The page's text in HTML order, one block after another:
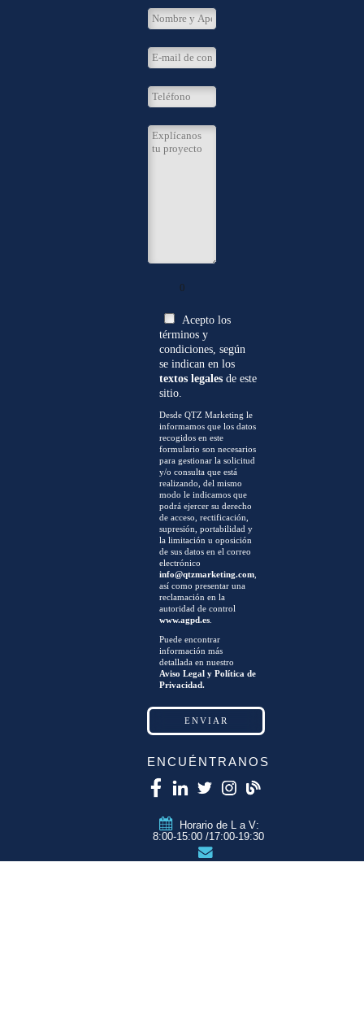
0
Acepto los
términos y
condiciones, según
se indican en los
textos legales de este
sitio.
Desde QTZ Marketing le
informamos que los datos
recogidos en este
formulario son necesarios
para gestionar la solicitud
y/o consulta que está
realizando, del mismo
modo le indicamos que
podrá ejercer su derecho
de acceso, rectificación,
supresión, portabilidad y
la limitación u oposición
de sus datos en el correo
electrónico
info@qtzmarketing.com
así como presentar una
reclamación en la
autoridad de control
www.agpd.es
Puede encontrar
información más
detallada en nuestro
Aviso Legal y Política de
Privacidad.
ENCUÉNTRANOS
Horario de L a V:
8:00-15:00 /17:00-19:30
info@qtzmarketing.com